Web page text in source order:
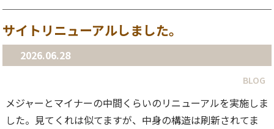
サイトリニューアルしました。
2026.06.28
BLOG
メジャーとマイナーの中間くらいのリニューアルを実施しま
した。見てくれは似てますが、中身の構造は刷新されてま